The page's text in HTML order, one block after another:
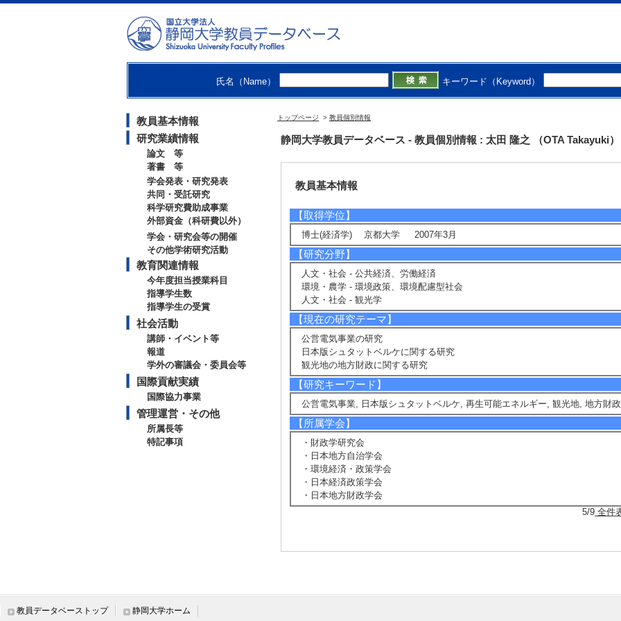
氏名（Name） キーワード（Keyword）
教員基本情報
研究業績情報
論文 等
著書 等
学会発表・研究発表
共同・受託研究
科学研究費助成事業
外部資金（科研費以外）
学会・研究会等の開催
その他学術研究活動
教育関連情報
今年度担当授業科目
指導学生数
指導学生の受賞
社会活動
講師・イベント等
報道
学外の審議会・委員会等
国際貢献実績
国際協力事業
管理運営・その他
所属長等
特記事項
トップページ > 教員個別情報
静岡大学教員データベース - 教員個別情報 : 太田 隆之 （OTA Takayuki）
大学院人文社会科学研究科 - 経済専攻
教員基本情報
【取得学位】
博士(経済学) 京都大学 2007年3月
【研究分野】
人文・社会 - 公共経済、労働経済
環境・農学 - 環境政策、環境配慮型社会
人文・社会 - 観光学
【現在の研究テーマ】
公営電気事業の研究
日本版シュタットベルケに関する研究
観光地の地方財政に関する研究
【研究キーワード】
公営電気事業, 日本版シュタットベルケ, 再生可能エネルギー, 観光地, 地方財政
【所属学会】
・財政学研究会
・日本地方自治学会
・環境経済・政策学会
・日本経済政策学会
・日本地方財政学会
5/9 全件
教員データベーストップ 静岡大学ホーム